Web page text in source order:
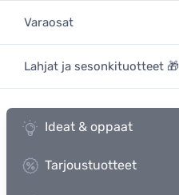
Varaosat
Lahjat ja sesonkituotteet 🎁
Ideat & oppaat
Tarjoustuotteet